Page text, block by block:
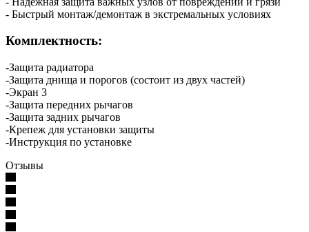
- Быстрый монтаж/демонтаж в экстремальных условиях
Комплектность:
-Защита радиатора
-Защита днища и порогов (состоит из двух частей)
-Экран 3
-Защита передних рычагов
-Защита задних рычагов
-Крепеж для установки защиты
-Инструкция по установке
Отзывы